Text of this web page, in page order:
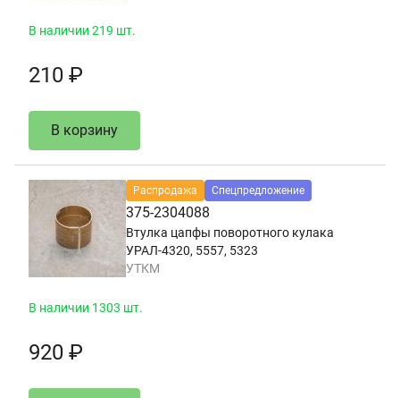
В наличии 219 шт.
210 ₽
В корзину
Распродажа Спецпредложение
375-2304088
Втулка цапфы поворотного кулака
УРАЛ-4320, 5557, 5323
УТКМ
В наличии 1303 шт.
920 ₽